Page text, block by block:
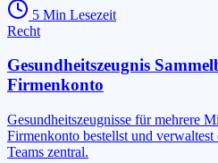
5 Min Lesezeit
Recht
Gesundheitszeugnis
Firmenkonto
Gesundheitszeugnisse für mehrere
Firmenkonto bestellst und
Teams zentral.